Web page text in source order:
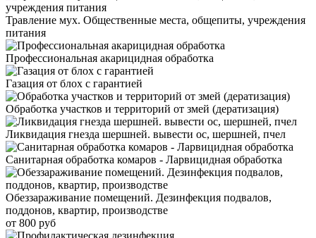
Травление мух. Общественные места, общепиты, учреждения
питания
Профессиональная акарицидная обработка
Газация от блох с гарантией
Обработка участков и территорий от змей (дератизация)
Ликвидация гнезда шершней. вывести ос, шершней, пчел
Санитарная обработка комаров - Ларвицидная обработка
Обеззараживание помещений. Дезинфекция подвалов,
поддонов, квартир, производстве
от 800 руб